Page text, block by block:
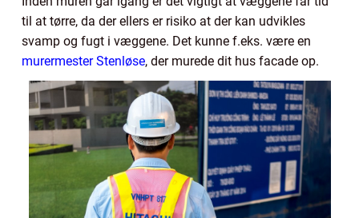
til at tørre, da der ellers er risiko at der kan udvikles
svamp og fugt i væggene. Det kunne f.eks. være en
murermester Stenløse, der murede dit hus facade op.